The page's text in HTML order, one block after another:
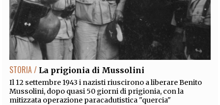
STORIA / La prigionia di Mussolini
Il 12 settembre 1943 i nazisti riuscirono a liberare Benito
Mussolini, dopo quasi 50 giorni di prigionia, con la
mitizzata operazione paracadutistica "quercia"